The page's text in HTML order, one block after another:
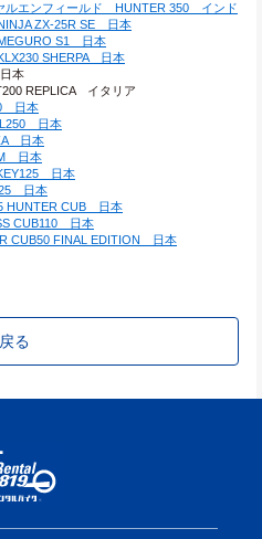
ルエンフィールド　HUNTER 350　インド
ZX-25R SE　日本
S1　日本
SHERPA　日本
本
REPLICA　イタリア
　日本
　日本
　日本
　日本
　日本
　日本
HUNTER CUB　日本
CUB110　日本
CUB50 FINAL EDITION　日本
戻る